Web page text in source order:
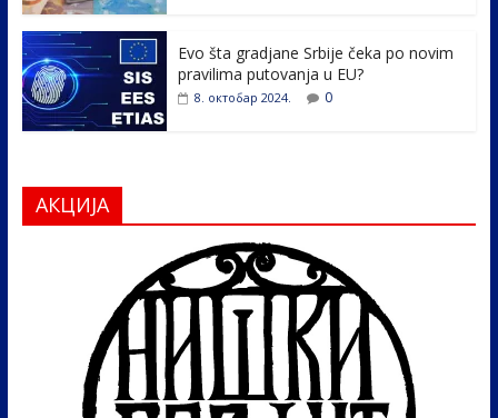
Evo šta gradjane Srbije čeka po novim
pravilima putovanja u EU?
8. октобар 2024. 0
АКЦИЈА